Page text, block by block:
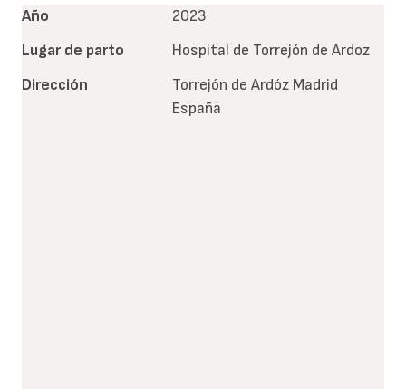
Año
2023
Lugar de parto
Hospital de Torrejón de Ardoz
Dirección
Torrejón de Ardóz Madrid
España